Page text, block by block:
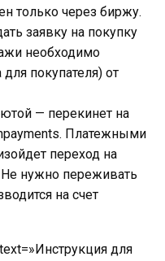
только через биржу.
заявку на покупку
необходимо
покупателя) от
— перекинет на
Платежными
переход на
нужно переживать
на счет
для